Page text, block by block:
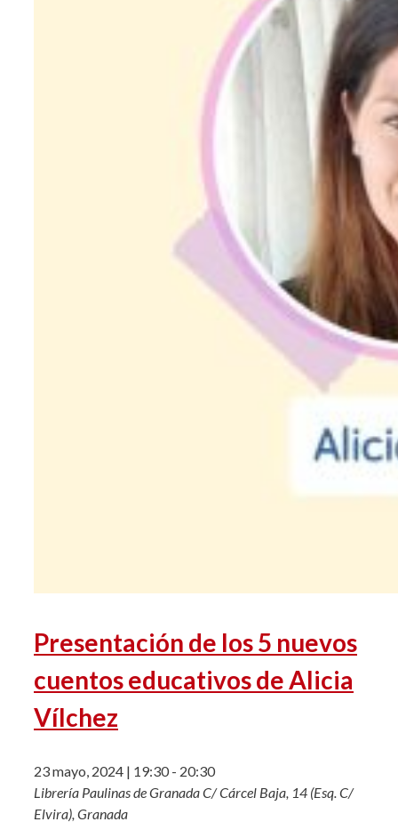
Presentación de los 5 nuevos
cuentos educativos de Alicia
Vílchez
23 mayo, 2024 | 19:30- 20:30
Librería Paulinas de GranadaC/ Cárcel Baja, 14 (Esq. C/
Elvira), Granada